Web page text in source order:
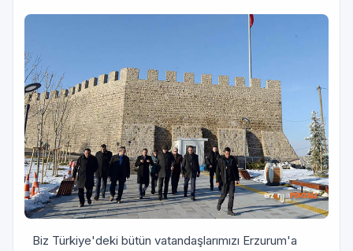
Biz Türkiye'deki bütün vatandaşlarımızı Erzurum'a